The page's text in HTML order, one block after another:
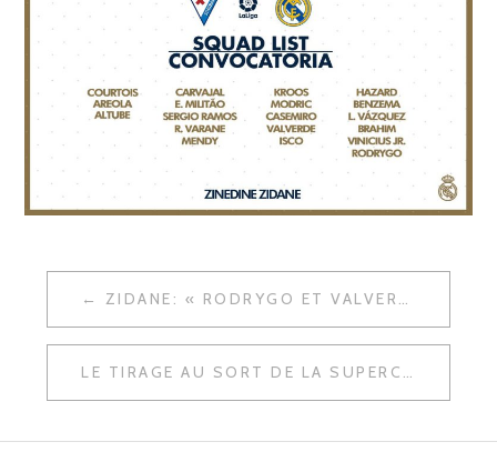
NAVIGATION
DE
L’ARTICLE
ZIDANE: « RODRYGO ET VALVERDE NE ME SURPRENNENT PAS »
LE TIRAGE AU SORT DE LA SUPERCOUPE D’ESPAGNE APPROCHE